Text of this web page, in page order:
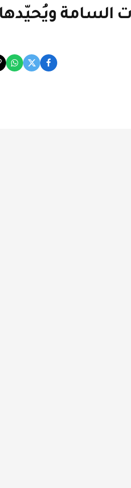
السامة ويُحيّدها